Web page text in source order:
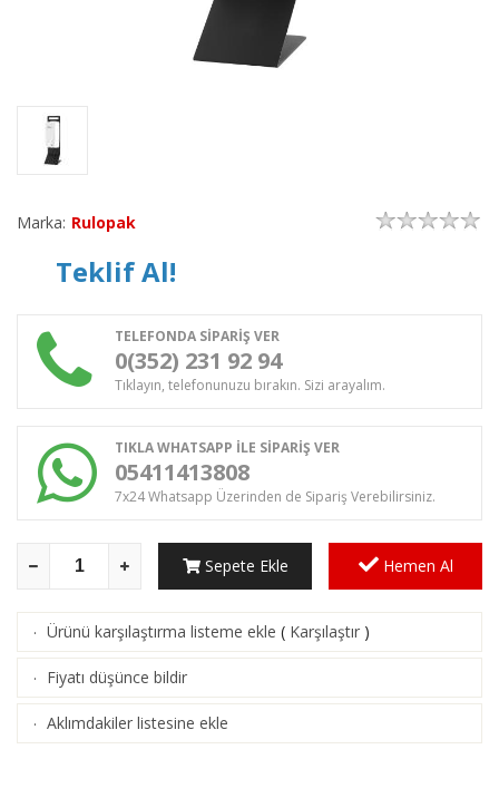
Marka: Rulopak
Teklif Al!
TELEFONDA SİPARİŞ VER
0(352) 231 92 94
Tıklayın, telefonunuzu bırakın. Sizi arayalım.
TIKLA WHATSAPP İLE SİPARİŞ VER
05411413808
7x24 Whatsapp Üzerinden de Sipariş Verebilirsiniz.
Sepete Ekle Hemen Al
· Ürünü karşılaştırma listeme ekle ( Karşılaştır )
· Fiyatı düşünce bildir
· Aklımdakiler listesine ekle